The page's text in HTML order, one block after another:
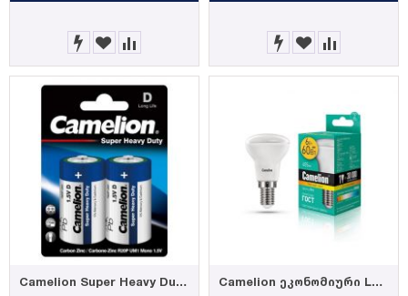
Camelion Super Heavy Duty, Blue D, 2-pc blister Camelion ეკონომიური LED ნათურა Energy Saving LED Bulbs - 6W/Warmlight/ LED6-R50/830/E14